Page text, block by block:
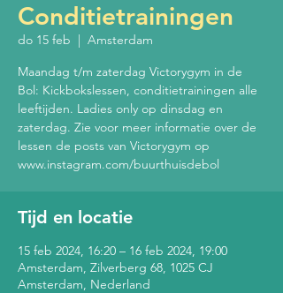
Conditietrainingen
do 15 feb
  |
Amsterdam
Maandag t/m zaterdag Victorygym in de
Bol: Kickbokslessen, conditietrainingen alle
leeftijden. Ladies only op dinsdag en
zaterdag. Zie voor meer informatie over de
lessen de posts van Victorygym op
www.instagram.com/buurthuisdebol
Tijd en locatie
15 feb 2024, 16:20 – 16 feb 2024, 19:00
Amsterdam, Zilverberg 68, 1025 CJ
Amsterdam, Nederland